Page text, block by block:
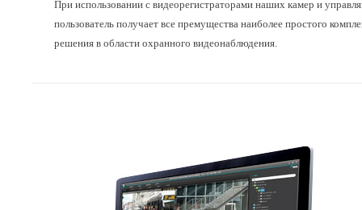
При использовании с видеорегистраторами наших камер и
пользователь получает все премущества наиболее простого
решения в области охранного видеонаблюдения.